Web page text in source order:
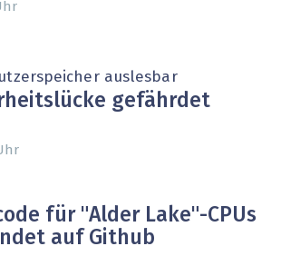
auslesbar
gefährdet
für "Alder Lake"-CPUs
auf Github